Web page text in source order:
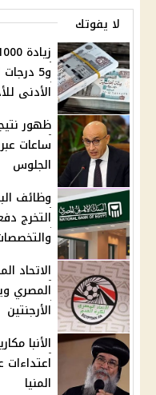
لا يفوتك
و5
الأدنى
ساعات
الجلوس
وظائف
الاتحاد
الأرجنتين
الأنبا
المنيا